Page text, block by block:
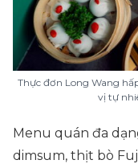
Thực đơn Long Wang
vị tự
Menu quán đa
dimsum, thịt bò